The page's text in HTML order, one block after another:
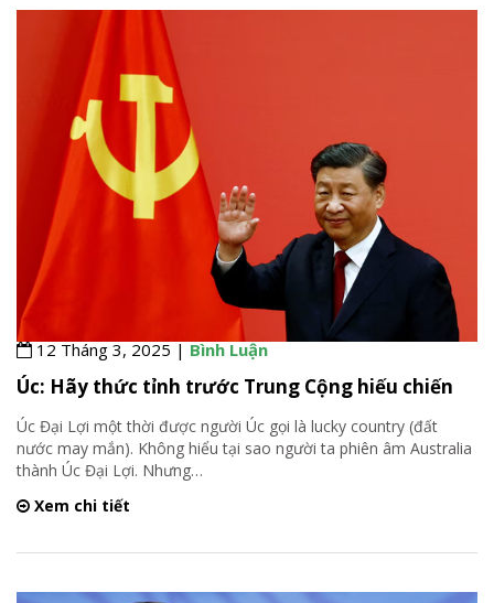
12 Tháng 3, 2025 |Bình Luận
Úc: Hãy thức tỉnh trước Trung Cộng hiếu chiến
Úc Đại Lợi một thời được người Úc gọi là lucky country (đất
nước may mắn). Không hiểu tại sao người ta phiên âm Australia
thành Úc Đại Lợi. Nhưng…
Xem chi tiết